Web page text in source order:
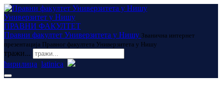
Универзитет у Нишу
ПРАВНИ ФАКУЛТЕТ
Правни факултет Универзитета у Нишу Званична интернет
презентација Правног факултета Универзитета у Нишу
тражи...
ћирилица latinica